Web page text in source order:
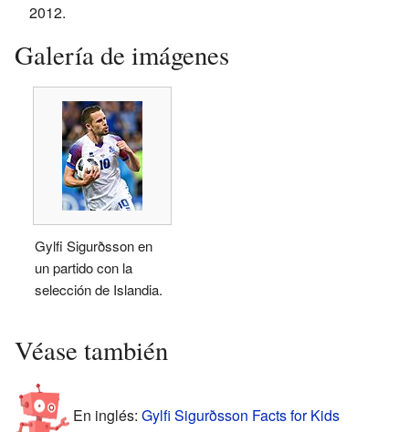
2012.
Galería de imágenes
Gylfi Sigurðsson en
un partido con la
selección de Islandia.
Véase también
En inglés: Gylfi Sigurðsson Facts for Kids